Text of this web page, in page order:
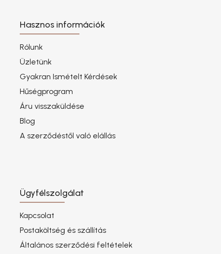
Hasznos információk
Rólunk
Üzletünk
Gyakran Ismételt Kérdések
Hűségprogram
Áru visszaküldése
Blog
A szerződéstől való elállás
Ügyfélszolgálat
Kapcsolat
Postaköltség és szállítás
Általános szerződési feltételek